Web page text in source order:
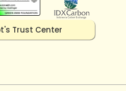
Trust Center